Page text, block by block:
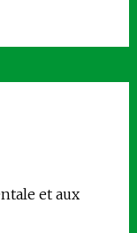
et aux